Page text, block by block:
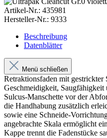
Artikel-Nr.: 435981
Hersteller-Nr.: 9333
Beschreibung
Datenblätter
Menü schließen
Retraktionsfaden mit
Geschmeidigkeit,
Sulcus-Manschette vor der
die Handhabung zusätzlich
sowie eine Schneide-
angebrachte Skala ermöglicht
Kappe trennt die Fadenstücke